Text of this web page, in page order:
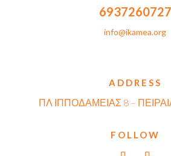
6937260727
info@ikamea.org
ADDRESS
ΠΛ ΙΠΠΟΔΑΜΕΙΑΣ 8 –
FOLLOW